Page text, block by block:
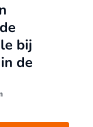
bij
de